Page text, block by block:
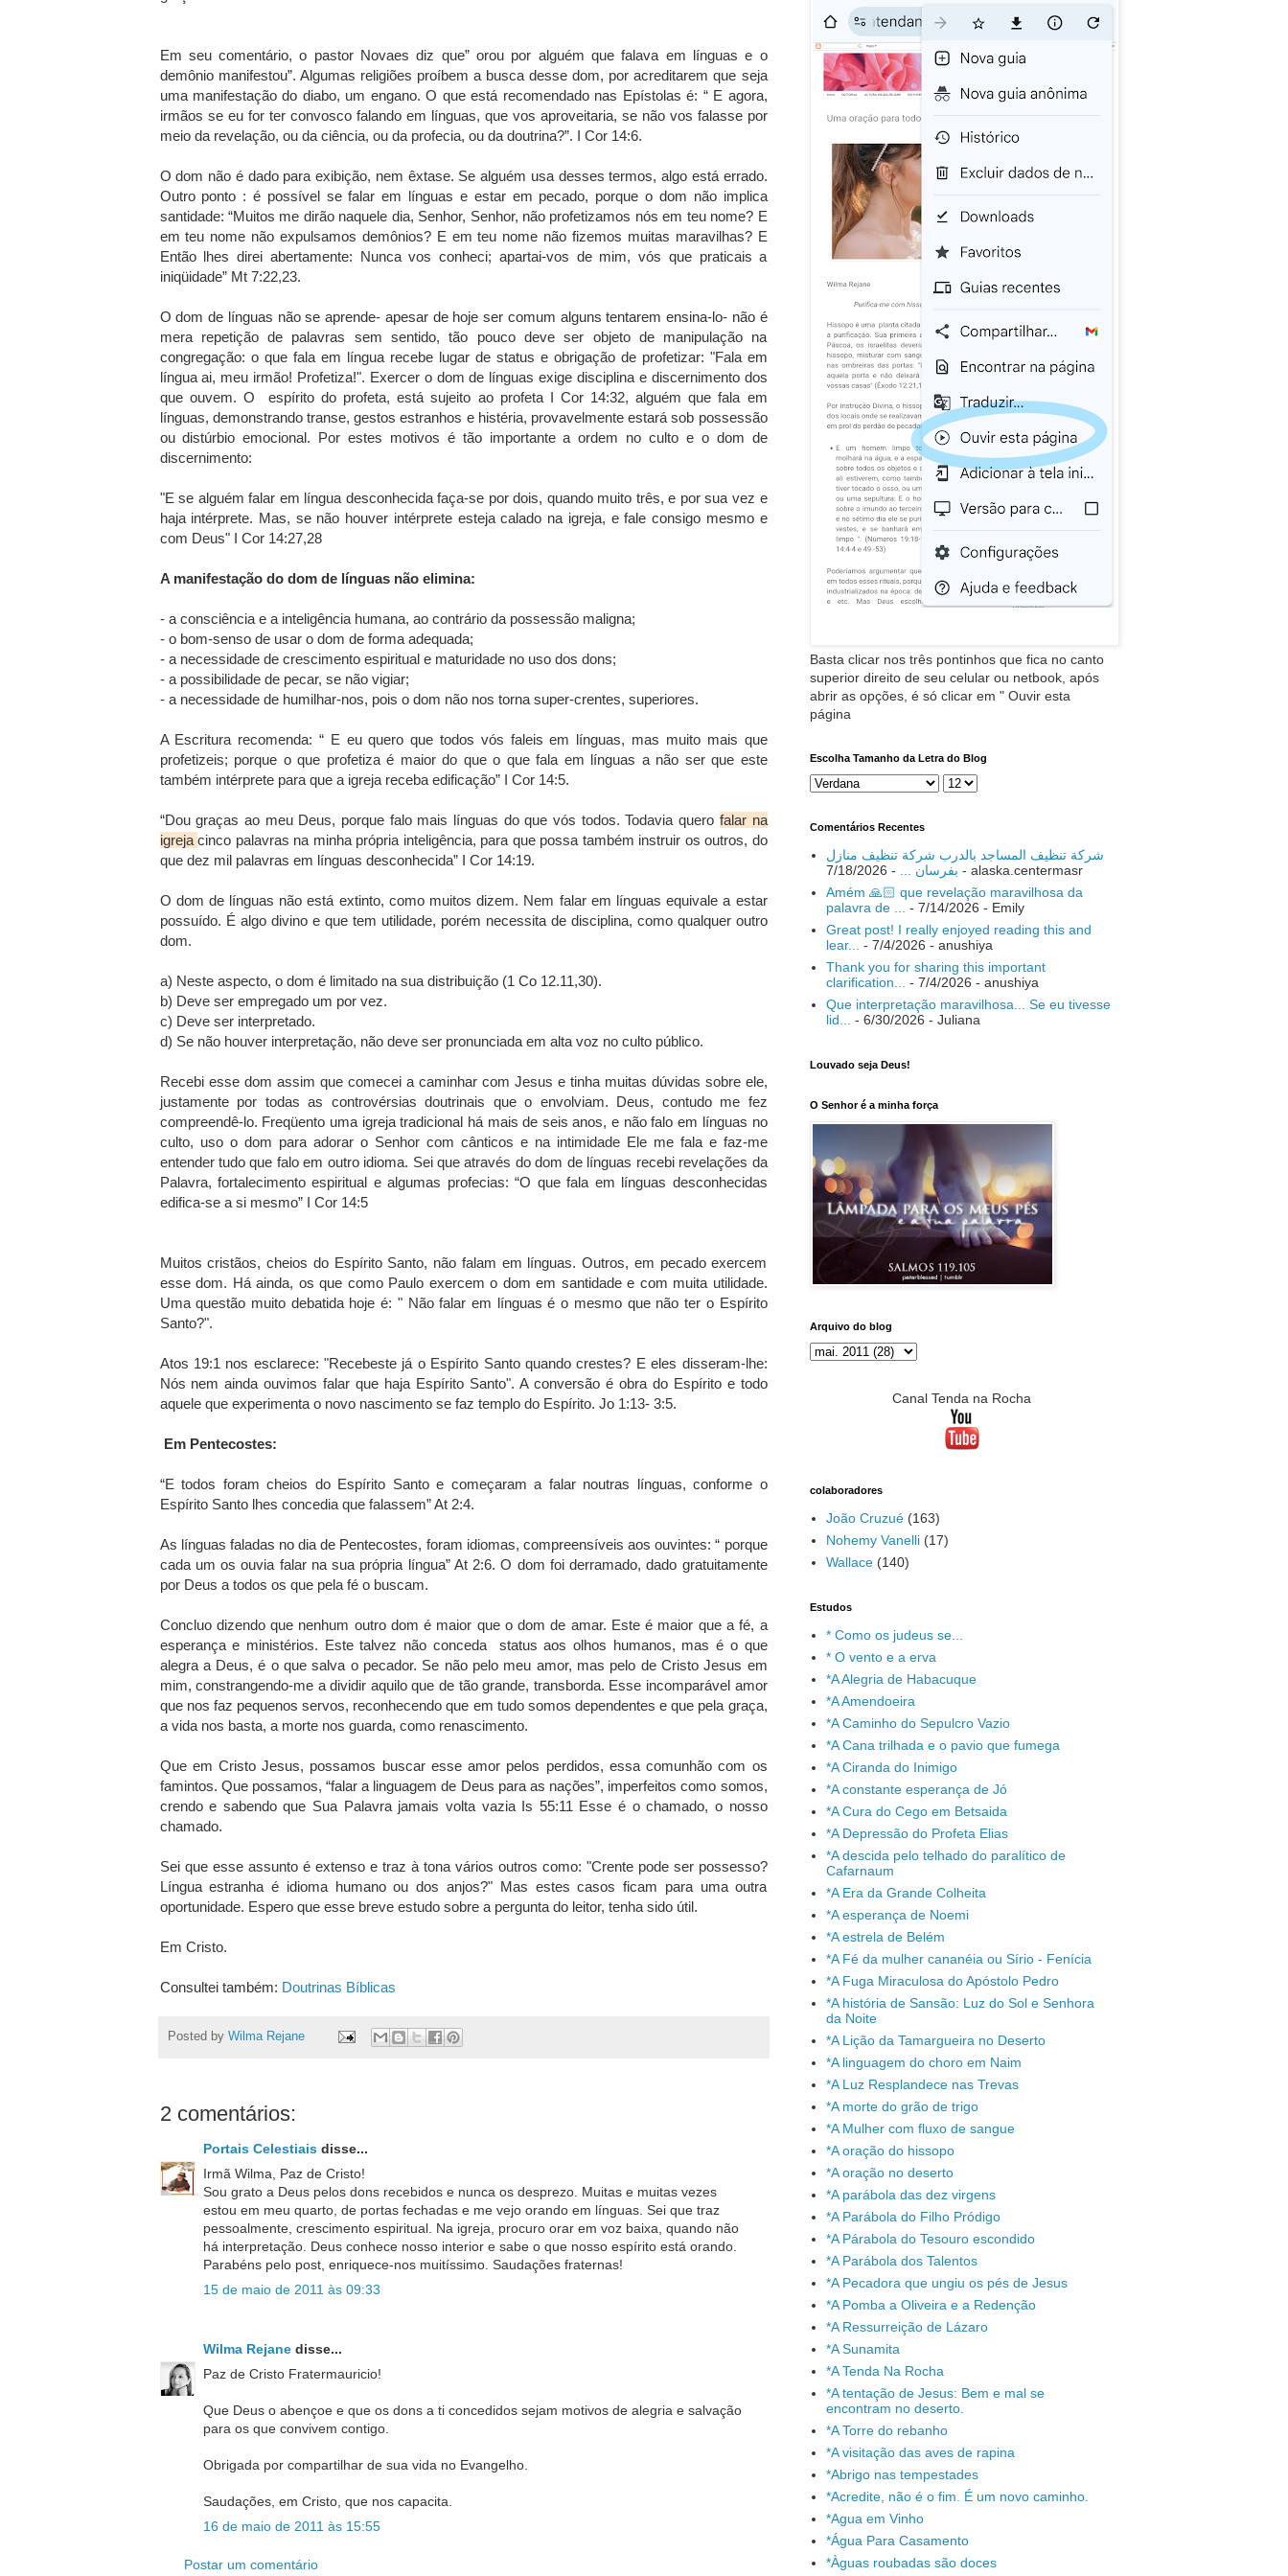
Em seu comentário, o pastor Novaes diz que” orou por alguém que falava em línguas e o
demônio manifestou”. Algumas religiões proíbem a busca desse dom, por acreditarem que seja
uma manifestação do diabo, um engano. O que está recomendado nas Epístolas é: “ E agora,
irmãos se eu for ter convosco falando em línguas, que vos aproveitaria, se não vos falasse por
meio da revelação, ou da ciência, ou da profecia, ou da doutrina?”. I Cor 14:6.
O dom não é dado para exibição, nem êxtase. Se alguém usa desses termos, algo está errado.
Outro ponto : é possível se falar em línguas e estar em pecado, porque o dom não implica
santidade: “Muitos me dirão naquele dia, Senhor, Senhor, não profetizamos nós em teu nome? E
em teu nome não expulsamos demônios? E em teu nome não fizemos muitas maravilhas? E
Então lhes direi abertamente: Nunca vos conheci; apartai-vos de mim, vós que praticais a
iniqüidade” Mt 7:22,23.
O dom de línguas não se aprende- apesar de hoje ser comum alguns tentarem ensina-lo- não é
mera repetição de palavras sem sentido, tão pouco deve ser objeto de manipulação na
congregação: o que fala em língua recebe lugar de status e obrigação de profetizar: "Fala em
língua ai, meu irmão! Profetiza!". Exercer o dom de línguas exige disciplina e discernimento dos
que ouvem. O espírito do profeta, está sujeito ao profeta I Cor 14:32, alguém que fala em
línguas, demonstrando transe, gestos estranhos e histéria, provavelmente estará sob possessão
ou distúrbio emocional. Por estes motivos é tão importante a ordem no culto e o dom de
discernimento:
"E se alguém falar em língua desconhecida faça-se por dois, quando muito três, e por sua vez e
haja intérprete. Mas, se não houver intérprete esteja calado na igreja, e fale consigo mesmo e
com Deus" I Cor 14:27,28
A manifestação do dom de línguas não elimina:
- a consciência e a inteligência humana, ao contrário da possessão maligna;
- o bom-senso de usar o dom de forma adequada;
- a necessidade de crescimento espiritual e maturidade no uso dos dons;
- a possibilidade de pecar, se não vigiar;
- a necessidade de humilhar-nos, pois o dom não nos torna super-crentes, superiores.
A Escritura recomenda: “ E eu quero que todos vós faleis em línguas, mas muito mais que
profetizeis; porque o que profetiza é maior do que o que fala em línguas a não ser que este
também intérprete para que a igreja receba edificação” I Cor 14:5.
“Dou graças ao meu Deus, porque falo mais línguas do que vós todos. Todavia quero falar na
igrejacinco palavras na minha própria inteligência, para que possa também instruir os outros, do
que dez mil palavras em línguas desconhecida” I Cor 14:19.
O dom de línguas não está extinto, como muitos dizem. Nem falar em línguas equivale a estar
possuído. É algo divino e que tem utilidade, porém necessita de disciplina, como qualquer outro
dom.
a) Neste aspecto, o dom é limitado na sua distribuição (1 Co 12.11,30).
b) Deve ser empregado um por vez.
c) Deve ser interpretado.
d) Se não houver interpretação, não deve ser pronunciada em alta voz no culto público.
Recebi esse dom assim que comecei a caminhar com Jesus e tinha muitas dúvidas sobre ele,
justamente por todas as controvérsias doutrinais que o envolviam. Deus, contudo me fez
compreendê-lo. Freqüento uma igreja tradicional há mais de seis anos, e não falo em línguas no
culto, uso o dom para adorar o Senhor com cânticos e na intimidade Ele me fala e faz-me
entender tudo que falo em outro idioma. Sei que através do dom de línguas recebi revelações da
Palavra, fortalecimento espiritual e algumas profecias: “O que fala em línguas desconhecidas
edifica-se a si mesmo” I Cor 14:5
Muitos cristãos, cheios do Espírito Santo, não falam em línguas. Outros, em pecado exercem
esse dom. Há ainda, os que como Paulo exercem o dom em santidade e com muita utilidade.
Uma questão muito debatida hoje é: " Não falar em línguas é o mesmo que não ter o Espírito
Santo?".
Atos 19:1 nos esclarece: "Recebeste já o Espírito Santo quando crestes? E eles disseram-lhe:
Nós nem ainda ouvimos falar que haja Espírito Santo". A conversão é obra do Espírito e todo
aquele que experimenta o novo nascimento se faz templo do Espírito. Jo 1:13- 3:5.
Em Pentecostes:
“E todos foram cheios do Espírito Santo e começaram a falar noutras línguas, conforme o
Espírito Santo lhes concedia que falassem” At 2:4.
As línguas faladas no dia de Pentecostes, foram idiomas, compreensíveis aos ouvintes: “ porque
cada um os ouvia falar na sua própria língua” At 2:6. O dom foi derramado, dado gratuitamente
por Deus a todos os que pela fé o buscam.
Concluo dizendo que nenhum outro dom é maior que o dom de amar. Este é maior que a fé, a
esperança e ministérios. Este talvez não conceda status aos olhos humanos, mas é o que
alegra a Deus, é o que salva o pecador. Se não pelo meu amor, mas pelo de Cristo Jesus em
mim, constrangendo-me a dividir aquilo que de tão grande, transborda. Esse incomparável amor
que nos faz pequenos servos, reconhecendo que em tudo somos dependentes e que pela graça,
a vida nos basta, a morte nos guarda, como renascimento.
Que em Cristo Jesus, possamos buscar esse amor pelos perdidos, essa comunhão com os
famintos. Que possamos, “falar a linguagem de Deus para as nações”, imperfeitos como somos,
crendo e sabendo que Sua Palavra jamais volta vazia Is 55:11 Esse é o chamado, o nosso
chamado.
Sei que esse assunto é extenso e traz à tona vários outros como: "Crente pode ser possesso?
Língua estranha é idioma humano ou dos anjos?" Mas estes casos ficam para uma outra
oportunidade. Espero que esse breve estudo sobre a pergunta do leitor, tenha sido útil.
Em Cristo.
Consultei também: Doutrinas Bíblicas
Posted by Wilma Rejane
2 comentários:
Portais Celestiaisdisse...
Irmã Wilma, Paz de Cristo!
Sou grato a Deus pelos dons recebidos e nunca os desprezo. Muitas e muitas vezes
estou em meu quarto, de portas fechadas e me vejo orando em línguas. Sei que traz
pessoalmente, crescimento espiritual. Na igreja, procuro orar em voz baixa, quando não
há interpretação. Deus conhece nosso interior e sabe o que nosso espírito está orando.
Parabéns pelo post, enriquece-nos muitíssimo. Saudações fraternas!
15 de maio de 2011 às 09:33
Wilma Rejanedisse...
Paz de Cristo Fratermauricio!
Que Deus o abençoe e que os dons a ti concedidos sejam motivos de alegria e salvação
para os que convivem contigo.
Obrigada por compartilhar de sua vida no Evangelho.
Saudações, em Cristo, que nos capacita.
16 de maio de 2011 às 15:55
Postar um comentário
Basta clicar nos três pontinhos que fica no canto
superior direito de seu celular ou netbook, após
abrir as opções, é só clicar em " Ouvir esta
página
Escolha Tamanho da Letra do Blog
Comentários Recentes
شركة تنظيف المساجد بالدرب شركة تنظيف منازل
بفرسان ...
- 7/18/2026
- alaska.centermasr
Amém 🙏🏻 que revelação maravilhosa da
palavra de ...
- 7/14/2026 - Emily
Great post! I really enjoyed reading this and
lear...
- 7/4/2026 - anushiya
Thank you for sharing this important
clarification...
- 7/4/2026 - anushiya
Que interpretação maravilhosa... Se eu tivesse
lid...
- 6/30/2026 - Juliana
Louvado seja Deus!
O Senhor é a minha força
Arquivo do blog
Canal Tenda na Rocha
colaboradores
João Cruzué (163)
Nohemy Vanelli (17)
Wallace (140)
Estudos
* Como os judeus se...
* O vento e a erva
*A Alegria de Habacuque
*A Amendoeira
*A Caminho do Sepulcro Vazio
*A Cana trilhada e o pavio que fumega
*A Ciranda do Inimigo
*A constante esperança de Jó
*A Cura do Cego em Betsaida
*A Depressão do Profeta Elias
*A descida pelo telhado do paralítico de
Cafarnaum
*A Era da Grande Colheita
*A esperança de Noemi
*A estrela de Belém
*A Fé da mulher cananéia ou Sírio - Fenícia
*A Fuga Miraculosa do Apóstolo Pedro
*A história de Sansão: Luz do Sol e Senhora
da Noite
*A Lição da Tamargueira no Deserto
*A linguagem do choro em Naim
*A Luz Resplandece nas Trevas
*A morte do grão de trigo
*A Mulher com fluxo de sangue
*A oração do hissopo
*A oração no deserto
*A parábola das dez virgens
*A Parábola do Filho Pródigo
*A Párabola do Tesouro escondido
*A Parábola dos Talentos
*A Pecadora que ungiu os pés de Jesus
*A Pomba a Oliveira e a Redenção
*A Ressurreição de Lázaro
*A Sunamita
*A Tenda Na Rocha
*A tentação de Jesus: Bem e mal se
encontram no deserto.
*A Torre do rebanho
*A visitação das aves de rapina
*Abrigo nas tempestades
*Acredite, não é o fim. É um novo caminho.
*Agua em Vinho
*Água Para Casamento
*Àguas roubadas são doces